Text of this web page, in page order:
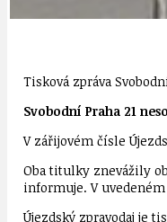
Tisková zpráva
Svobodní Praha 21
V zářijovém čísle
Oba titulky znevážily
informuje. V
Újezdský zpravodaj je